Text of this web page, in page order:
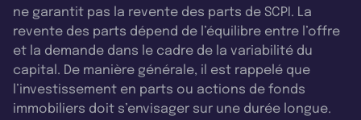
ne garantit pas la revente des parts de SCPI. La
revente des parts dépend de l’équilibre entre l’offre
et la demande dans le cadre de la variabilité du
capital. De manière générale, il est rappelé que
l’investissement en parts ou actions de fonds
immobiliers doit s’envisager sur une durée longue.